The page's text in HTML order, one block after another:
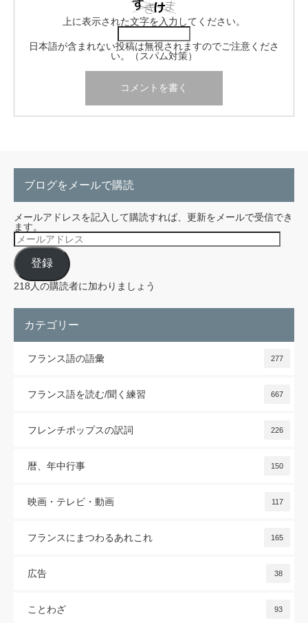
上に表示された文字を入力してください。
日本語が含まれない投稿は無視されますのでご注意くださ
い。（スパム対策）
ブログをメールで購読
メールアドレスを記入して購読すれば、更新をメールで受信でき
ます。
メ
ー
ル
ア
ド
レ
登録
218人の購読者に加わりましょう
カテゴリー
フランス語の語彙 277
フランス語を読む/聞く練習 667
フレンチポップスの訳詞 226
暦、年中行事 150
映画・テレビ・動画 117
フランスにまつわるあれこれ 165
広告 38
ことわざ 93